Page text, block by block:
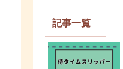
記事一覧